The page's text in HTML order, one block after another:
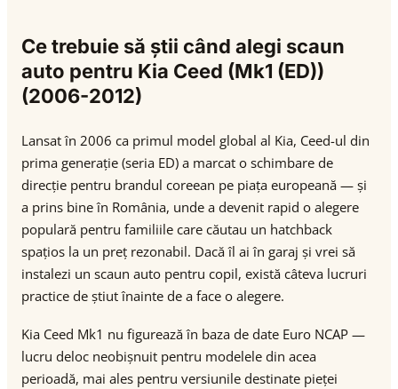
Ce trebuie să știi când alegi scaun
auto pentru Kia Ceed (Mk1 (ED))
(2006-2012)
Lansat în 2006 ca primul model global al Kia, Ceed-ul din
prima generație (seria ED) a marcat o schimbare de
direcție pentru brandul coreean pe piața europeană — și
a prins bine în România, unde a devenit rapid o alegere
populară pentru familiile care căutau un hatchback
spațios la un preț rezonabil. Dacă îl ai în garaj și vrei să
instalezi un scaun auto pentru copil, există câteva lucruri
practice de știut înainte de a face o alegere.
Kia Ceed Mk1 nu figurează în baza de date Euro NCAP —
lucru deloc neobișnuit pentru modelele din acea
perioadă, mai ales pentru versiunile destinate pieței